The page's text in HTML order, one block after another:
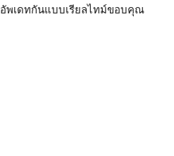
อัพเดทกันแบบเรียลไทม์ขอบคุณ